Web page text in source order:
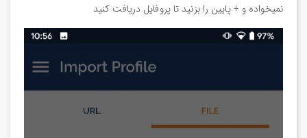
نمیخواده و + پایین را بزنید تا پروفایل دریافت کنید